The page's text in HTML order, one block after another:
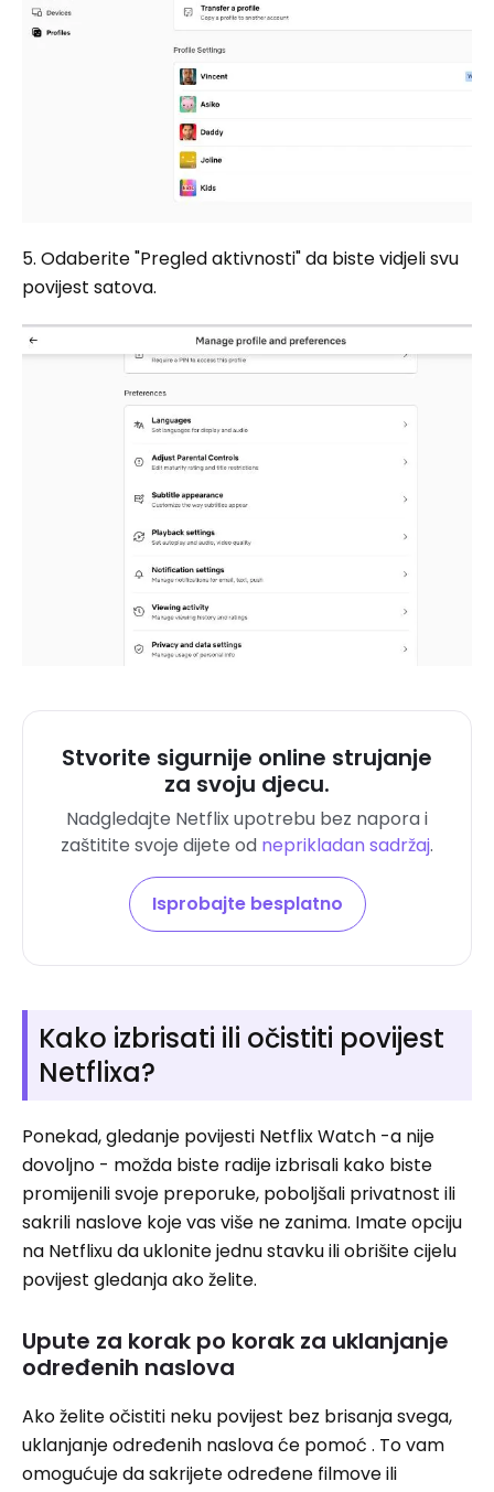
5. Odaberite "Pregled aktivnosti" da biste vidjeli svu
povijest satova.
Stvorite sigurnije online strujanje
za svoju djecu.
Nadgledajte Netflix upotrebu bez napora i
zaštitite svoje dijete od neprikladan sadržaj.
Isprobajte besplatno
Kako izbrisati ili očistiti povijest
Netflixa?
Ponekad, gledanje povijesti Netflix Watch -a nije
dovoljno - možda biste radije izbrisali kako biste
promijenili svoje preporuke, poboljšali privatnost ili
sakrili naslove koje vas više ne zanima. Imate opciju
na Netflixu da uklonite jednu stavku ili obrišite cijelu
povijest gledanja ako želite.
Upute za korak po korak za uklanjanje
određenih naslova
Ako želite očistiti neku povijest bez brisanja svega,
uklanjanje određenih naslova će pomoć . To vam
omogućuje da sakrijete određene filmove ili